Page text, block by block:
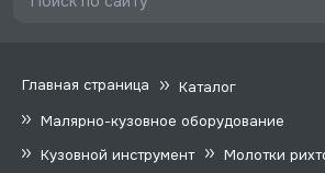
Главная страница
Каталог
Малярно-кузовное оборудование
Кузовной инструмент
Молотки